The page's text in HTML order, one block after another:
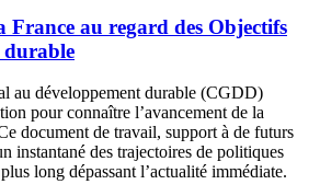
France au regard des Objectifs
durable
au développement durable (CGDD)
pour connaître l’avancement de la
document de travail, support à de futurs
instantané des trajectoires de politiques
long dépassant l’actualité immédiate.